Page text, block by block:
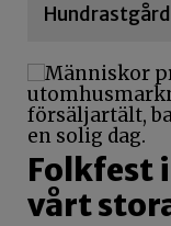
Folkfest
vårt